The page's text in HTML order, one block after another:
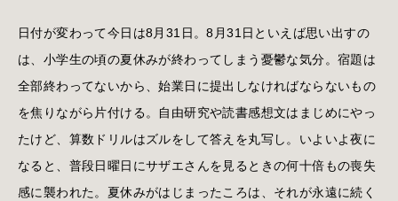
日付が変わって今日は8月31日。8月31日といえば思い出すの
は、小学生の頃の夏休みが終わってしまう憂鬱な気分。宿題は
全部終わってないから、始業日に提出しなければならないもの
を焦りながら片付ける。自由研究や読書感想文はまじめにやっ
たけど、算数ドリルはズルをして答えを丸写し。いよいよ夜に
なると、普段日曜日にサザエさんを見るときの何十倍もの喪失
感に襲われた。夏休みがはじまったころは、それが永遠に続く